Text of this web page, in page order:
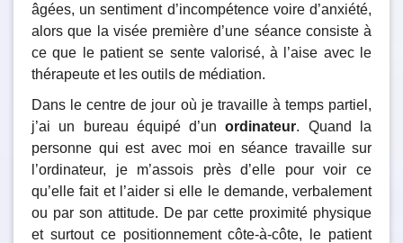
âgées, un sentiment d’incompétence voire d’anxiété,
alors que la visée première d’une séance consiste à
ce que le patient se sente valorisé, à l’aise avec le
thérapeute et les outils de médiation.
Dans le centre de jour où je travaille à temps partiel,
j’ai un bureau équipé d’unordinateur. Quand la
personne qui est avec moi en séance travaille sur
l’ordinateur, je m’assois près d’elle pour voir ce
qu’elle fait et l’aider si elle le demande, verbalement
ou par son attitude. De par cette proximité physique
et surtout ce positionnement côte-à-côte, le patient